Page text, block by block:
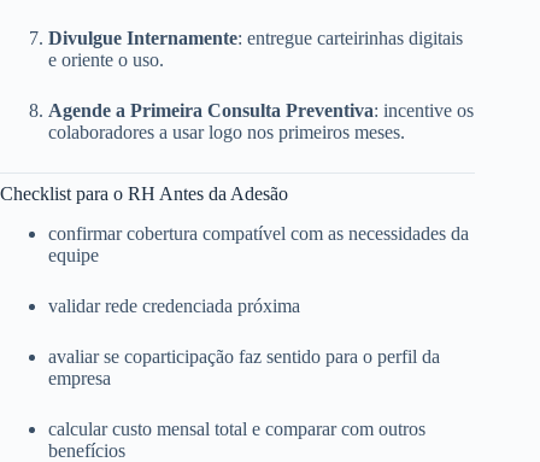
Divulgue Internamente: entregue carteirinhas digitais
e oriente o uso.
Agende a Primeira Consulta Preventiva: incentive os
colaboradores a usar logo nos primeiros meses.
Checklist para o RH Antes da Adesão
confirmar cobertura compatível com as necessidades da
equipe
validar rede credenciada próxima
avaliar se coparticipação faz sentido para o perfil da
empresa
calcular custo mensal total e comparar com outros
benefícios